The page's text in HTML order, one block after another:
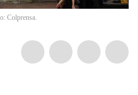
Colprensa.